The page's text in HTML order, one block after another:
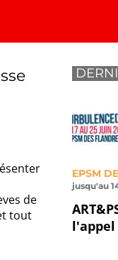
de
tout
EPSM
jusqu'au